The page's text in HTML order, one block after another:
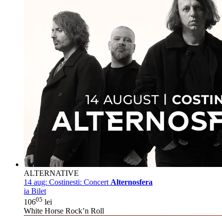
ALTERNATIVE
14 aug: Costinesti: Concert Alternosfera
ia Bilet
10605 lei
White Horse Rock’n Roll